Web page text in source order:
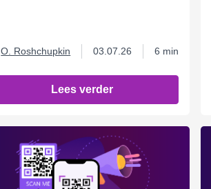
O. Roshchupkin 03.07.26 6 min
Lees verder